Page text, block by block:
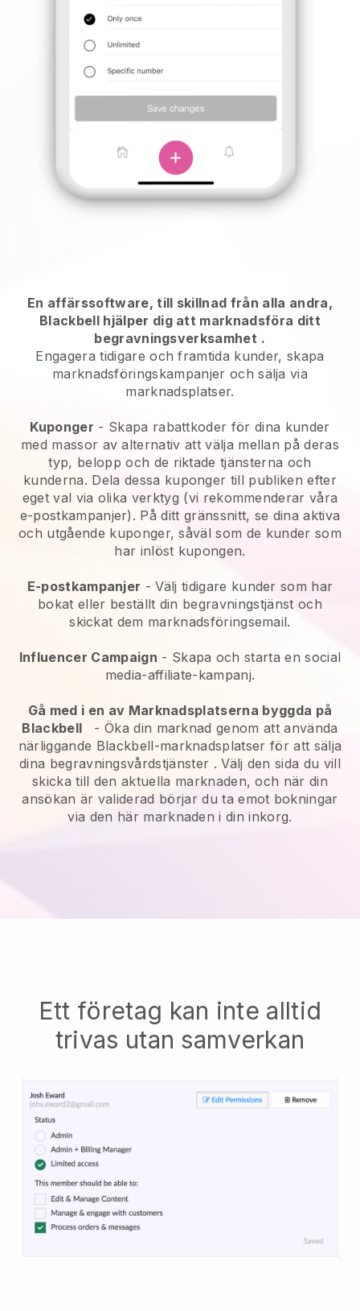
En affärssoftware, till skillnad från alla andra,
Blackbell hjälper dig att marknadsföra ditt
begravningsverksamhet .
Engagera tidigare och framtida kunder, skapa
marknadsföringskampanjer och sälja via
marknadsplatser.
Kuponger - Skapa rabattkoder för dina kunder
med massor av alternativ att välja mellan på deras
typ, belopp och de riktade tjänsterna och
kunderna. Dela dessa kuponger till publiken efter
eget val via olika verktyg (vi rekommenderar våra
e-postkampanjer). På ditt gränssnitt, se dina aktiva
och utgående kuponger, såväl som de kunder som
har inlöst kupongen.
E-postkampanjer -Välj tidigare kunder som har
bokat eller beställt din begravningstjänst och
skickat dem marknadsföringsemail.
Influencer Campaign - Skapa och starta en social
media-affiliate-kampanj.
Gå med i en av Marknadsplatserna byggda på
Blackbell
- Öka din marknad genom att använda
närliggande Blackbell-marknadsplatser för att sälja
dina begravningsvårdstjänster . Välj den sida du vill
skicka till den aktuella marknaden, och när din
ansökan är validerad börjar du ta emot bokningar
via den här marknaden i din inkorg.
Ett företag kan inte alltid
trivas utan samverkan